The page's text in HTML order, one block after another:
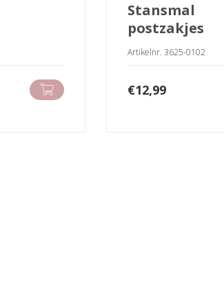
stansmal
postzakjes
Artikelnr. 3625-0102
€12,99